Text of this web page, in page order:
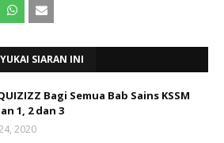
SIARAN INI
Bagi Semua Bab Sains KSSM
1, 2 dan 3
2020